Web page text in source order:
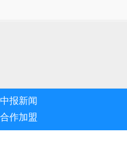
中报新闻
合作加盟